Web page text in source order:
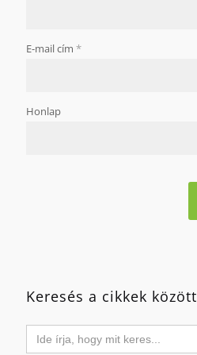
E-mail cím *
Honlap
Keresés a cikkek között
Search
for: